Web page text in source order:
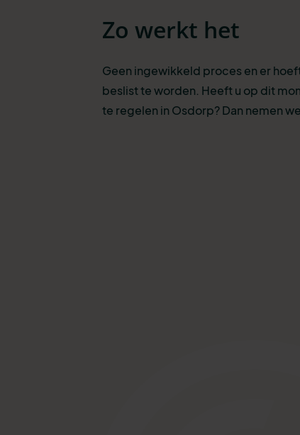
Zo werkt het
Geen ingewikkeld proces en er
beslist te worden. Heeft u op dit
te regelen in Osdorp? Dan nemen